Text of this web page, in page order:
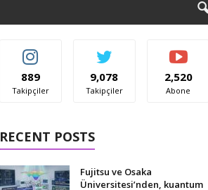
889
Takipçiler
9,078
Takipçiler
2,520
Abone
RECENT POSTS
Fujitsu ve Osaka
Üniversitesi’nden, kuantum